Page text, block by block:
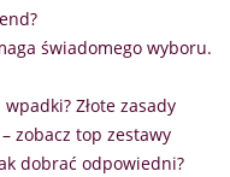
świadomego wyboru.
Złote zasady
zobacz top zestawy
dobrać odpowiedni?